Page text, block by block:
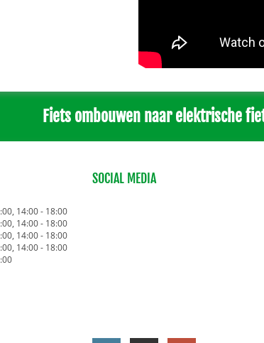
Fiets ombouwen naar elektrische
14:00 - 18:00
14:00 - 18:00
14:00 - 18:00
14:00 - 18:00
SOCIAL MEDIA